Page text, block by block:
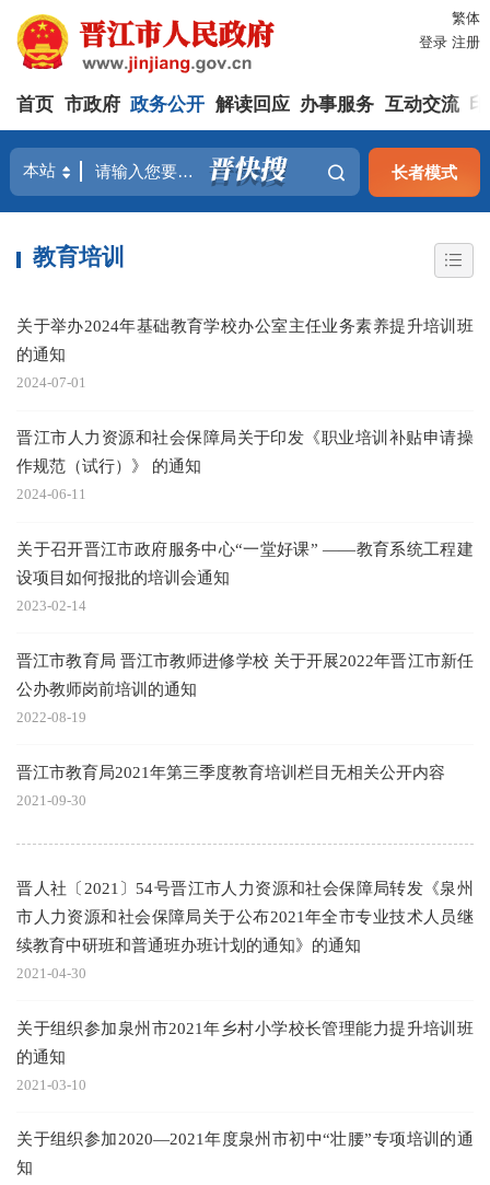
繁体
登录 注册
首页 市政府 政务公开 解读回应 办事服务 互动交流
长者模式
教育培训
关于举办2024年基础教育学校办公室主任业务素养提升培训班
的通知
2024-07-01
晋江市人力资源和社会保障局关于印发《职业培训补贴申请操
作规范（试行）》 的通知
2024-06-11
关于召开晋江市政府服务中心“一堂好课” ——教育系统工程建
设项目如何报批的培训会通知
2023-02-14
晋江市教育局 晋江市教师进修学校 关于开展2022年晋江市新任
公办教师岗前培训的通知
2022-08-19
晋江市教育局2021年第三季度教育培训栏目无相关公开内容
2021-09-30
晋人社〔2021〕54号晋江市人力资源和社会保障局转发《泉州
市人力资源和社会保障局关于公布2021年全市专业技术人员继
续教育中研班和普通班办班计划的通知》的通知
2021-04-30
关于组织参加泉州市2021年乡村小学校长管理能力提升培训班
的通知
2021-03-10
关于组织参加2020—2021年度泉州市初中“壮腰”专项培训的通
知